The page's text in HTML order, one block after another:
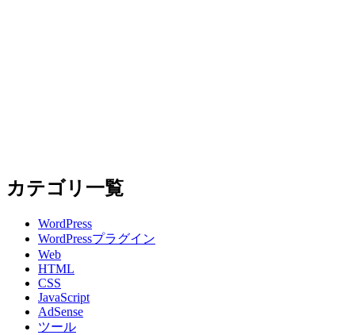
カテゴリ一覧
WordPress
WordPressプラグイン
Web
HTML
CSS
JavaScript
AdSense
ツール